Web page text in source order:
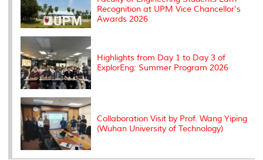
Recognition at UPM Vice Chancellor's
Awards 2026
Highlights from Day 1 to Day 3 of
ExplorEng: Summer Program 2026
Collaboration Visit by Prof. Wang Yiping
(Wuhan University of Technology)